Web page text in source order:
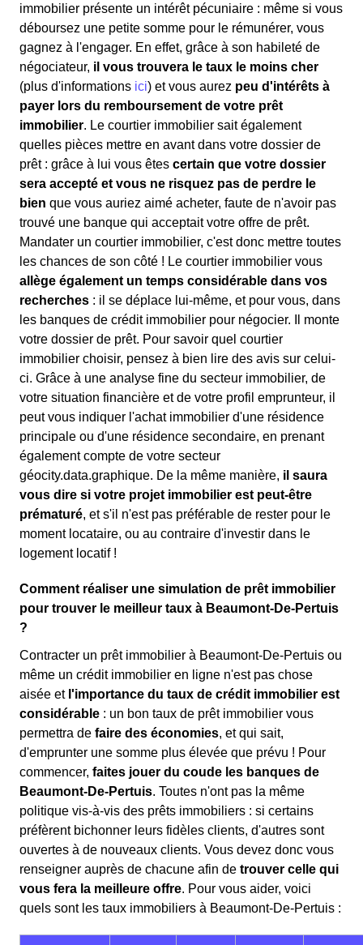
immobilier présente un intérêt pécuniaire : même si vous
déboursez une petite somme pour le rémunérer, vous
gagnez à l'engager. En effet, grâce à son habileté de
négociateur, il vous trouvera le taux le moins cher
(plus d'informations ici) et vous aurez peu d'intérêts à
payer lors du remboursement de votre prêt
immobilier. Le courtier immobilier sait également
quelles pièces mettre en avant dans votre dossier de
prêt : grâce à lui vous êtes certain que votre dossier
sera accepté et vous ne risquez pas de perdre le
bien que vous auriez aimé acheter, faute de n'avoir pas
trouvé une banque qui acceptait votre offre de prêt.
Mandater un courtier immobilier, c'est donc mettre toutes
les chances de son côté ! Le courtier immobilier vous
allège également un temps considérable dans vos
recherches : il se déplace lui-même, et pour vous, dans
les banques de crédit immobilier pour négocier. Il monte
votre dossier de prêt. Pour savoir quel courtier
immobilier choisir, pensez à bien lire des avis sur celui-
ci. Grâce à une analyse fine du secteur immobilier, de
votre situation financière et de votre profil emprunteur, il
peut vous indiquer l'achat immobilier d'une résidence
principale ou d'une résidence secondaire, en prenant
également compte de votre secteur
géocity.data.graphique. De la même manière, il saura
vous dire si votre projet immobilier est peut-être
prématuré, et s'il n'est pas préférable de rester pour le
moment locataire, ou au contraire d'investir dans le
logement locatif !
Comment réaliser une simulation de prêt immobilier
pour trouver le meilleur taux à Beaumont-De-Pertuis
?
Contracter un prêt immobilier à Beaumont-De-Pertuis ou
même un crédit immobilier en ligne n'est pas chose
aisée et l'importance du taux de crédit immobilier est
considérable : un bon taux de prêt immobilier vous
permettra de faire des économies, et qui sait,
d'emprunter une somme plus élevée que prévu ! Pour
commencer, faites jouer du coude les banques de
Beaumont-De-Pertuis. Toutes n'ont pas la même
politique vis-à-vis des prêts immobiliers : si certains
préfèrent bichonner leurs fidèles clients, d'autres sont
ouvertes à de nouveaux clients. Vous devez donc vous
renseigner auprès de chacune afin de trouver celle qui
vous fera la meilleure offre. Pour vous aider, voici
quels sont les taux immobiliers à Beaumont-De-Pertuis :